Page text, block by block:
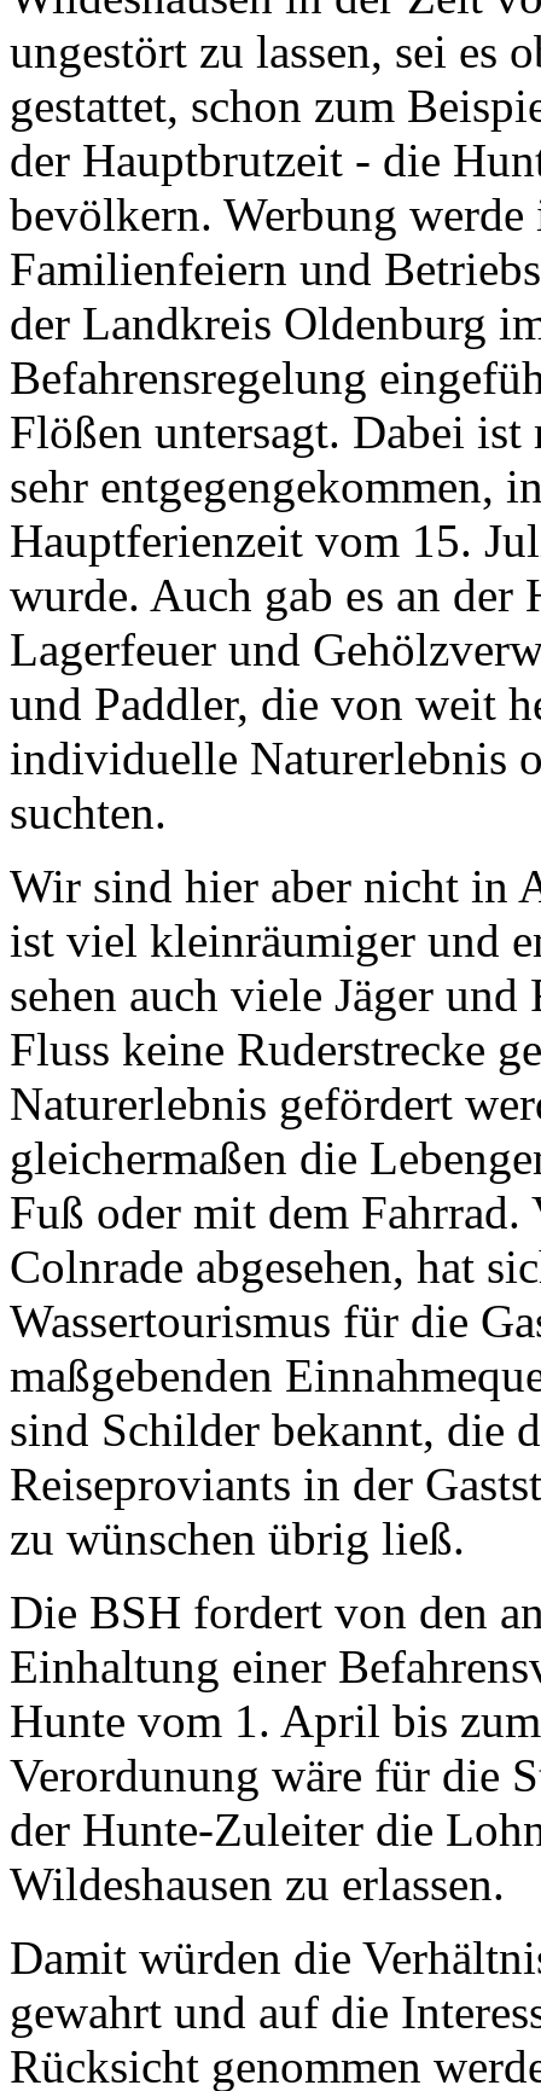
ungestört zu lassen, sei es
gestattet, schon zum
der Hauptbrutzeit - die
bevölkern. Werbung
Familienfeiern und
der Landkreis Oldenburg
Befahrensregelung
Flößen untersagt. Dabei ist
sehr entgegengekommen,
Hauptferienzeit vom 15.
wurde. Auch gab es an
Lagerfeuer und
und Paddler, die von weit
individuelle Naturerlebnis
suchten.
Wir sind hier aber nicht in
ist viel kleinräumiger und
sehen auch viele Jäger
Fluss keine Ruderstrecke
Naturerlebnis gefördert
gleichermaßen die
Fuß oder mit dem
Colnrade abgesehen, hat
Wassertourismus für die
maßgebenden
sind Schilder bekannt, die
Reiseproviants in der
zu wünschen übrig ließ.
Die BSH fordert von den
Einhaltung einer
Hunte vom 1. April bis
Verordunung wäre für die
der Hunte-Zuleiter die
Wildeshausen zu erlassen.
Damit würden die
gewahrt und auf die
Rücksicht genommen